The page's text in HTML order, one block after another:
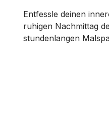
Entfessle deinen
ruhigen Nachmittag
stundenlangen